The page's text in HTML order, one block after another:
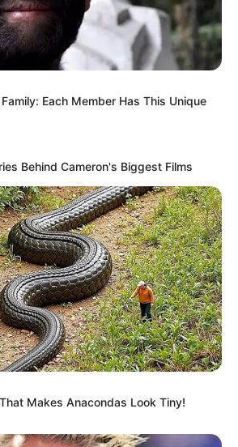
Each Member Has This Unique
Behind Cameron's Biggest Films
Makes Anacondas Look Tiny!